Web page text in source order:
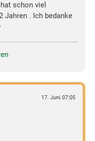
schon viel
Jahren . Ich bedanke
17. Juni 07:05